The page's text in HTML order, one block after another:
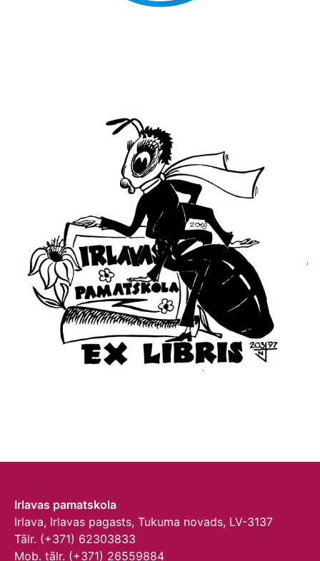
Irlavas pamatskola
Irlava, Irlavas pagasts, Tukuma novads, LV-3137
Tālr. (+371) 62303833
Mob. tālr. (+371) 26559884